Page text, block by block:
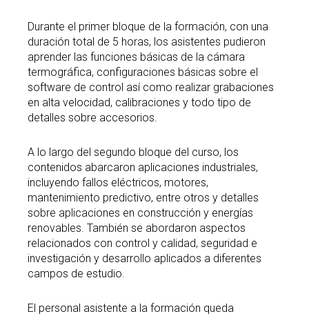
Durante el primer bloque de la formación, con una
duración total de 5 horas, los asistentes pudieron
aprender las funciones básicas de la cámara
termográfica, configuraciones básicas sobre el
software de control así como realizar grabaciones
en alta velocidad, calibraciones y todo tipo de
detalles sobre accesorios.
A lo largo del segundo bloque del curso, los
contenidos abarcaron aplicaciones industriales,
incluyendo fallos eléctricos, motores,
mantenimiento predictivo, entre otros y detalles
sobre aplicaciones en construcción y energías
renovables. También se abordaron aspectos
relacionados con control y calidad, seguridad e
investigación y desarrollo aplicados a diferentes
campos de estudio.
El personal asistente a la formación queda